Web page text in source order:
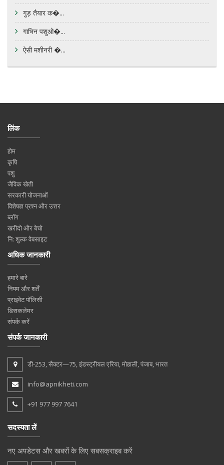
गुड़ तैयार क�...
गाभिन पशुओ�...
ऐसी मशीनरी �...
लिंक
होम
कृषि
पशु
जैविक खेती
सरकारी योजनाओं
विशेषज्ञ प्रश्न और उत्तर
ब्लॉग
खरीदो और बेचो
नि: शुल्क वेबसाइट
अधिक जानकारी
हमारे बारे
नियम और शर्तें
प्राइवेट पॉलिसी
डिसकलेमर
संपर्क करें
संपर्क जानकारी
डी-253, सैक्टर—75, इंडस्ट्रीयल एरिया, मोहाली, पंजाब, भारत
info@apnikheti.com
+91 977 997 7641
सदस्यता लें
नए अपडेटस और खबरों के लिए सबसक्राइब करें